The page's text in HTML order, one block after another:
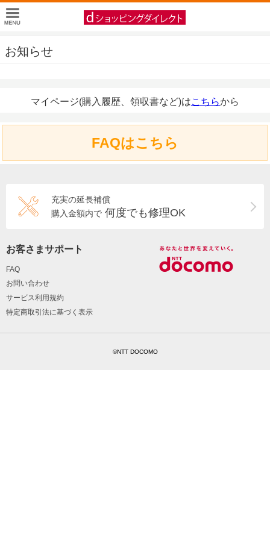
お知らせ
マイページ(購入履歴、領収書など)はこちらから
FAQはこちら
充実の延長補償
購入金額内で 何度でも修理OK
お客さまサポート
FAQ
お問い合わせ
サービス利用規約
特定商取引法に基づく表示
©NTT DOCOMO